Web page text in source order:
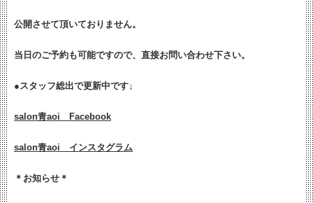
公開させて頂いておりません。
当日のご予約も可能ですので、直接お問い合わせ下さい。
●スタッフ総出で更新中です↓
salon青aoi Facebook
salon青aoi インスタグラム
＊お知らせ＊